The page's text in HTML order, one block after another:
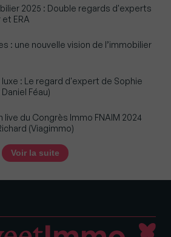
2025 : Double regards d'experts
ERA
: une nouvelle vision de l’immobilier
: Le regard d'expert de Sophie
Féau)
live du Congrès Immo FNAIM 2024
(Viagimmo)
Voir la suite